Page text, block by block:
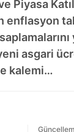
Piyasa
enflasyon
asgari
kalemi…